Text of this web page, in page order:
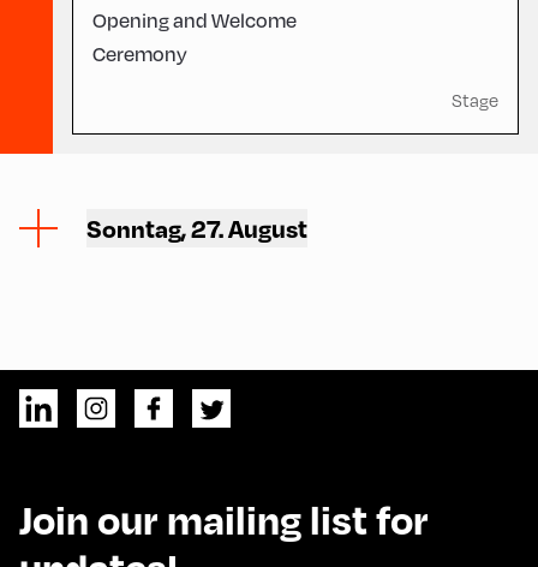
Opening and Welcome
Ceremony
Stage
Sonntag, 27. August
Join our mailing list for